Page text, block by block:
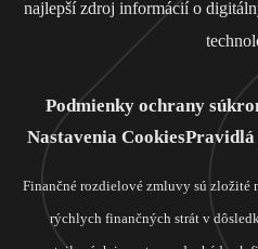
najlepší zdroj informácií o
Podmienky ochrany
Nastavenia CookiesPravidlá
Finančné rozdielové zmluvy sú zložité
rýchlych finančných strát v